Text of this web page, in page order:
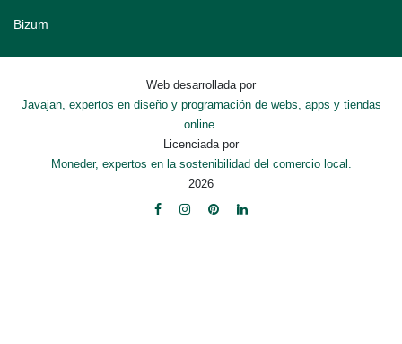
Bizum
Web desarrollada por
Javajan, expertos en diseño y programación de webs, apps y tiendas
online.
Licenciada por
Moneder, expertos en la sostenibilidad del comercio local.
2026